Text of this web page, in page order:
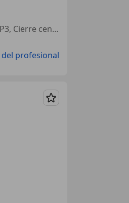
Garantia, ESP, Elevalunas eléctrico, Airbags laterales, Isofix, Retrovisores laterales eléctricos, MP3, Cierre centralizado
del profesional
Guardar